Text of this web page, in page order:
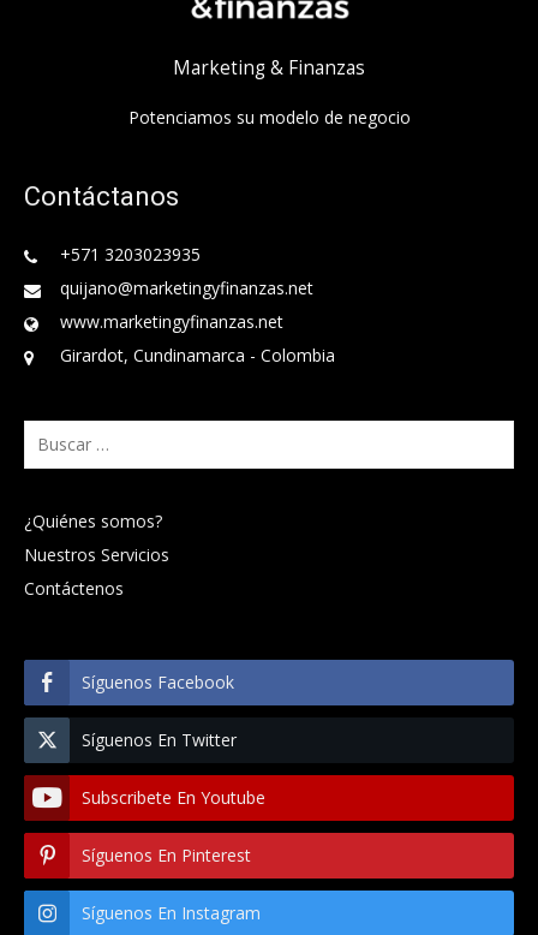
Marketing & Finanzas
Potenciamos su modelo de negocio
Contáctanos
+571 3203023935
quijano@marketingyfinanzas.net
www.marketingyfinanzas.net
Girardot, Cundinamarca - Colombia
Buscar:
¿Quiénes somos?
Nuestros Servicios
Contáctenos
Síguenos Facebook
Síguenos En Twitter
Subscribete En Youtube
Síguenos En Pinterest
Síguenos En Instagram